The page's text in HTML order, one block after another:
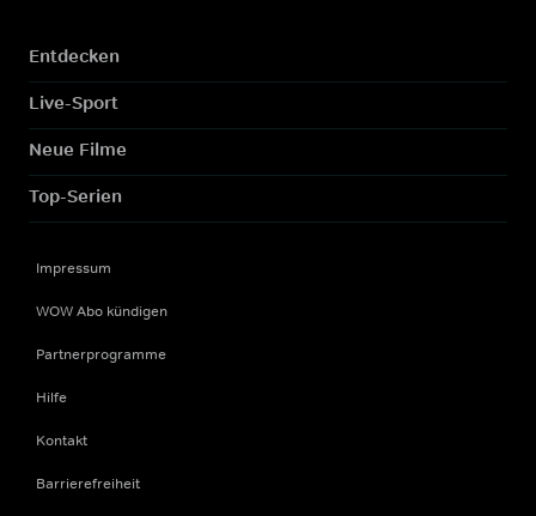
Entdecken
Live-Sport
Neue Filme
Top-Serien
Impressum
WOW Abo kündigen
Partnerprogramme
Hilfe
Kontakt
Barrierefreiheit